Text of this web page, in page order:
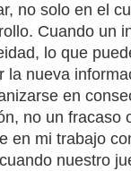
no solo en el
Cuando un
lo que
la nueva
en
no un fracaso
en mi trabajo
nuestro